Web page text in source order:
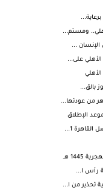
ومستم...
الإنسان ...
على...
بالق...
1...
هــ
رأس ا...
تحذير من ا...